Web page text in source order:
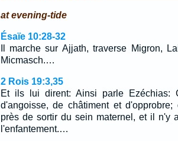
at evening-tide
Ésaïe 10:28-32
Il marche sur Ajjath, traverse Migron,
Micmasch.…
2 Rois 19:3,35
Et ils lui dirent: Ainsi parle Ezéchias:
d'angoisse, de châtiment et
près de sortir du sein maternel, et il n'y
l'enfantement.…